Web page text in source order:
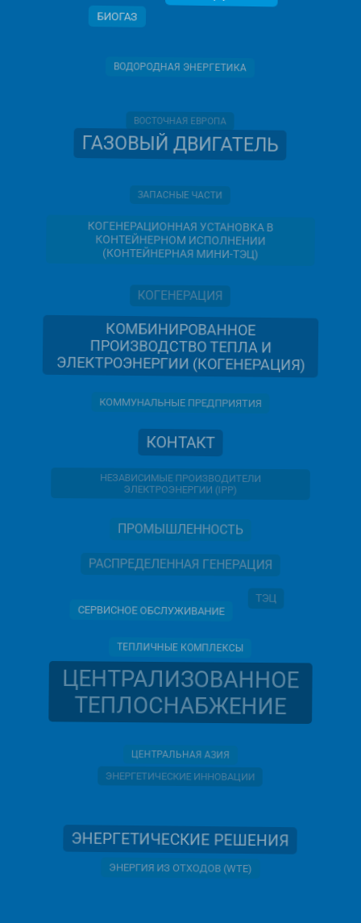
БИОГАЗ
ВОСТОЧНАЯ ЕВРОПА
ГАЗОВЫЙ ДВИГАТЕЛЬ
ЗАПАСНЫЕ ЧАСТИ
КОГЕНЕРАЦИОННАЯ УСТАНОВКА В
КОНТЕЙНЕРНОМ ИСПОЛНЕНИИ
(КОНТЕЙНЕРНАЯ МИНИ-ТЭЦ)
КОГЕНЕРАЦИЯ
КОМБИНИРОВАННОЕ
ПРОИЗВОДСТВО ТЕПЛА И
ЭЛЕКТРОЭНЕРГИИ (КОГЕНЕРАЦИЯ)
КОММУНАЛЬНЫЕ ПРЕДПРИЯТИЯ
КОНТАКТ
НЕЗАВИСИМЫЕ ПРОИЗВОДИТЕЛИ
ЭЛЕКТРОЭНЕРГИИ (IPP)
ПРОМЫШЛЕННОСТЬ
РАСПРЕДЕЛЕННАЯ ГЕНЕРАЦИЯ
СЕРВИСНОЕ ОБСЛУЖИВАНИЕ
ТЭЦ
ТЕПЛИЧНЫЕ КОМПЛЕКСЫ
ЦЕНТРАЛИЗОВАННОЕ
ТЕПЛОСНАБЖЕНИЕ
ЦЕНТРАЛЬНАЯ АЗИЯ
ЭНЕРГЕТИЧЕСКИЕ ИННОВАЦИИ
ЭНЕРГЕТИЧЕСКИЕ РЕШЕНИЯ
ЭНЕРГИЯ ИЗ ОТХОДОВ (WTE)